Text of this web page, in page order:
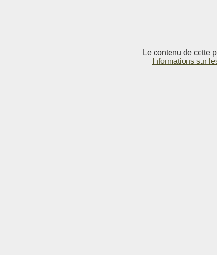
Le contenu de cette
Informations sur